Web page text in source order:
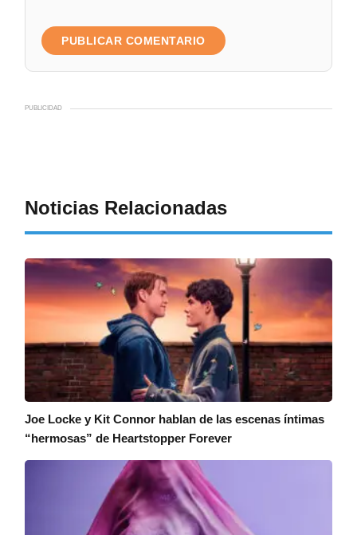
PUBLICIDAD
Noticias Relacionadas
Joe Locke y Kit Connor hablan de las escenas íntimas
“hermosas” de Heartstopper Forever